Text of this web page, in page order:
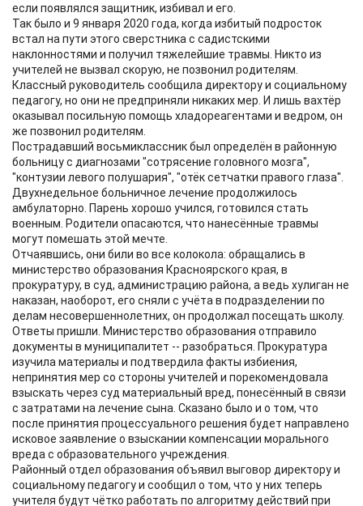
если появлялся защитник, избивал и его.
Так было и 9 января 2020 года, когда избитый подросток
встал на пути этого сверстника с садистскими
наклонностями и получил тяжелейшие травмы. Никто из
учителей не вызвал скорую, не позвонил родителям.
Классный руководитель сообщила директору и социальному
педагогу, но они не предприняли никаких мер. И лишь вахтёр
оказывал посильную помощь хладореагентами и ведром, он
же позвонил родителям.
Пострадавший восьмиклассник был определён в районную
больницу с диагнозами "сотрясение головного мозга",
"контузии левого полушария", "отёк сетчатки правого глаза".
Двухнедельное больничное лечение продолжилось
амбулаторно. Парень хорошо учился, готовился стать
военным. Родители опасаются, что нанесённые травмы
могут помешать этой мечте.
Отчаявшись, они били во все колокола: обращались в
министерство образования Красноярского края, в
прокуратуру, в суд, администрацию района, а ведь хулиган не
наказан, наоборот, его сняли с учёта в подразделении по
делам несовершеннолетних, он продолжал посещать школу.
Ответы пришли. Министерство образования отправило
документы в муниципалитет -- разобраться. Прокуратура
изучила материалы и подтвердила факты избиения,
непринятия мер со стороны учителей и порекомендовала
взыскать через суд материальный вред, понесённый в связи
с затратами на лечение сына. Сказано было и о том, что
после принятия процессуального решения будет направлено
исковое заявление о взыскании компенсации морального
вреда с образовательного учреждения.
Районный отдел образования объявил выговор директору и
социальному педагогу и сообщил о том, что у них теперь
учителя будут чётко работать по алгоритму действий при